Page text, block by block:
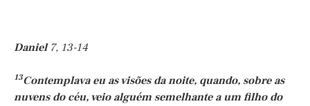
Daniel7, 13-14
13Contemplava eu as visões da noite, quando, sobre as
nuvens do céu, veio alguém semelhante a um filho do